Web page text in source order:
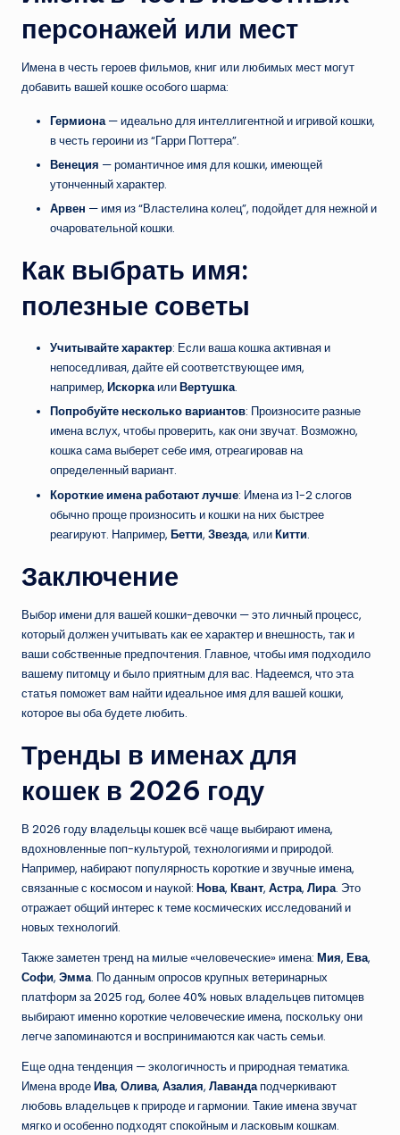
персонажей или мест
Имена в честь героев фильмов, книг или любимых мест могут
добавить вашей кошке особого шарма:
Гермиона— идеально для интеллигентной и игривой кошки,
в честь героини из “Гарри Поттера”.
Венеция — романтичное имя для кошки, имеющей
утонченный характер.
Арвен — имя из “Властелина колец”, подойдет для нежной и
очаровательной кошки.
Как выбрать имя:
полезные советы
Учитывайте характер: Если ваша кошка активная и
непоседливая, дайте ей соответствующее имя,
например, ИскоркаилиВертушка.
Попробуйте несколько вариантов: Произносите разные
имена вслух, чтобы проверить, как они звучат. Возможно,
кошка сама выберет себе имя, отреагировав на
определенный вариант.
Короткие имена работают лучше: Имена из 1-2 слогов
обычно проще произносить и кошки на них быстрее
реагируют. Например, Бетти, Звезда, илиКитти.
Заключение
Выбор имени для вашей кошки-девочки — это личный процесс,
который должен учитывать как ее характер и внешность, так и
ваши собственные предпочтения. Главное, чтобы имя подходило
вашему питомцу и было приятным для вас. Надеемся, что эта
статья поможет вам найти идеальное имя для вашей кошки,
которое вы оба будете любить.
Тренды в именах для
кошек в 2026 году
В 2026 году владельцы кошек всё чаще выбирают имена,
вдохновленные поп-культурой, технологиями и природой.
Например, набирают популярность короткие и звучные имена,
связанные с космосом и наукой: Нова, Квант, Астра, Лира. Это
отражает общий интерес к теме космических исследований и
новых технологий.
Также заметен тренд на милые «человеческие» имена: Мия, Ева,
Софи, Эмма. По данным опросов крупных ветеринарных
платформ за 2025 год, более 40% новых владельцев питомцев
выбирают именно короткие человеческие имена, поскольку они
легче запоминаются и воспринимаются как часть семьи.
Еще одна тенденция — экологичность и природная тематика.
Имена вродеИва, Олива, Азалия, Лавандаподчеркивают
любовь владельцев к природе и гармонии. Такие имена звучат
мягко и особенно подходят спокойным и ласковым кошкам.